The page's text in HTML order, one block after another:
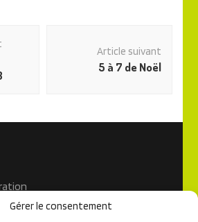
Gérer le consentement
Article suivant
5 à 7 de Noël